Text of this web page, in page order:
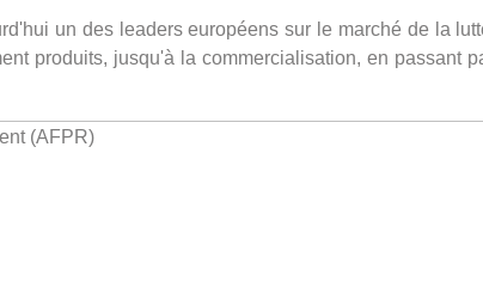
un des leaders européens sur le marché de la
produits, jusqu'à la commercialisation, en passant